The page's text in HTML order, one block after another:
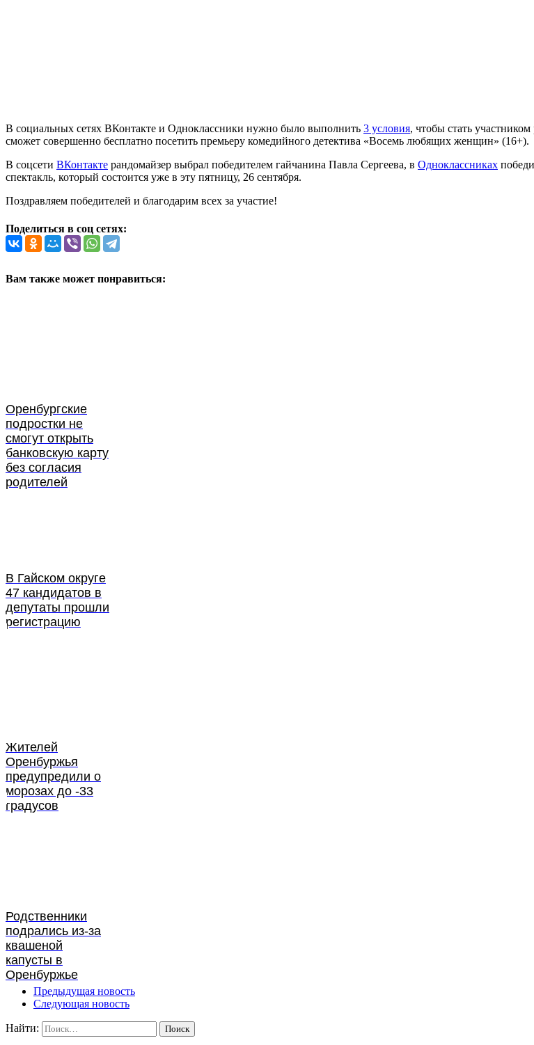
В социальных сетях ВКонтакте и Одноклассники нужно было выполнить 3 условия, чтобы стать
сможет совершенно бесплатно посетить премьеру комедийного детектива «Восемь любящих женщин» (16+).
В соцсети ВКонтакте рандомайзер выбрал победителем гайчанина Павла Сергеева, в Одноклассниках
спектакль, который состоится уже в эту пятницу, 26 сентября.
Поздравляем победителей и благодарим всех за участие!
Поделиться в соц сетях:
Вам также может понравиться:
Оренбургские
подростки не
смогут открыть
банковскую карту
без согласия
родителей
В Гайском округе
47 кандидатов в
депутаты прошли
регистрацию
Жителей
Оренбуржья
предупредили о
морозах до -33
градусов
Родственники
подрались из-за
квашеной
капусты в
Оренбуржье
Предыдущая новость
Следующая новость
Найти: